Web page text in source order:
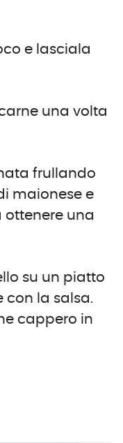
e lasciala
una volta
frullando
maionese e
ottenere una
su un piatto
con la salsa.
cappero in